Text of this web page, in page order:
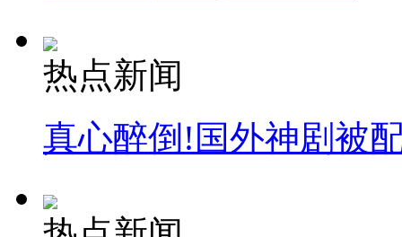
热点新闻
真心醉倒!国外神剧被